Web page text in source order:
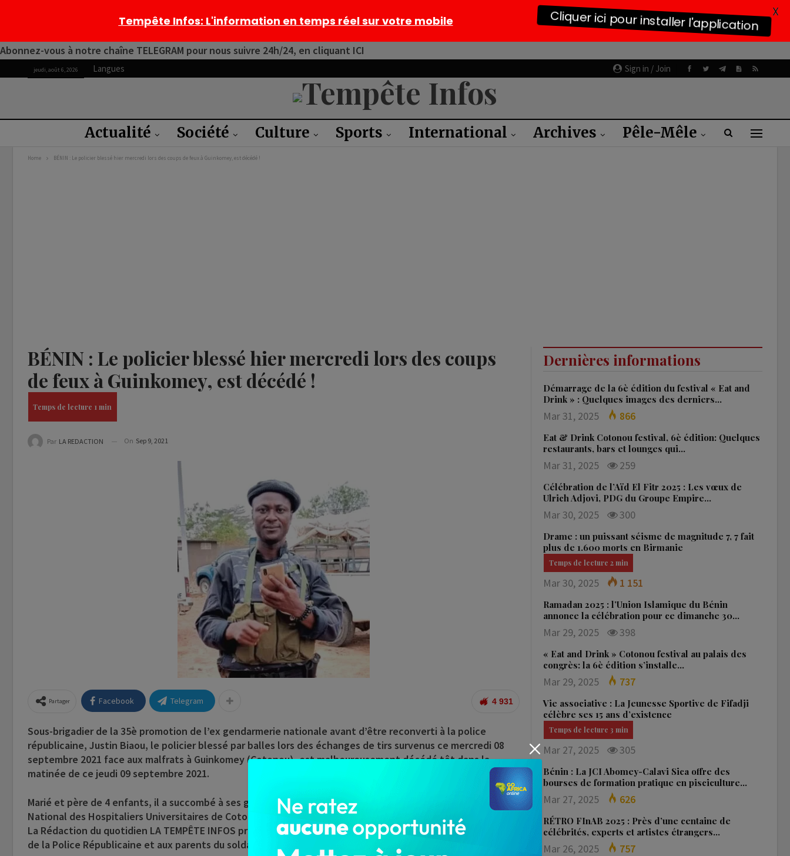
Abonnez-vous à notre chaîne TELEGRAM pour nous suivre 24h/24, en cliquant ICI
Sign in / Join
jeudi, août 6, 2026 Langues
Actualité Société Culture Sports International Archives Pêle-Mêle
Home BÉNIN : Le policier blessé hier mercredi lors des coups de feux à Guinkomey, est décédé !
BÉNIN : Le policier blessé hier mercredi lors des coups
de feux à Guinkomey, est décédé !
Par LA REDACTION On Sep 9, 2021
4 931
Partager Facebook Telegram
Sous-brigadier de la 35è promotion de l’ex gendarmerie nationale avant d’être reconverti à la police
républicaine, Justin Biaou, le policier blessé par balles lors des échanges de tirs survenus ce mercredi 08
septembre 2021 face aux malfrats à Guinkomey (Cotonou), est malheureusement décédé tôt dans la
matinée de ce jeudi 09 septembre 2021.
Marié et père de 4 enfants, il a succombé à ses graves blessures, aux services des urgences du Centre
National des Hospitaliers Universitaires de Cotonou.
La Rédaction du quotidien LA TEMPÊTE INFOS présente ses sincères condoléances à la Direction Générale
de la Police Républicaine et aux parents du soldat disparu.
Dernières informations
Démarrage de la 6è édition du festival « Eat and
Drink » : Quelques images des derniers…
Mar 31, 2025 866
Eat & Drink Cotonou festival, 6è édition: Quelques
restaurants, bars et lounges qui…
Mar 31, 2025 259
Célébration de l’Aïd El Fitr 2025 : Les vœux de
Ulrich Adjovi, PDG du Groupe Empire…
Mar 30, 2025 300
Drame : un puissant séisme de magnitude 7, 7 fait
plus de 1.600 morts en Birmanie
Mar 30, 2025 1 151
Ramadan 2025 : l’Union Islamique du Bénin
annonce la célébration pour ce dimanche 30…
Mar 29, 2025 398
« Eat and Drink » Cotonou festival au palais des
congrès: la 6è édition s’installe…
Mar 29, 2025 737
Vie associative : La Jeunesse Sportive de Fifadji
célèbre ses 15 ans d’existence
Mar 27, 2025 305
Bénin : La JCI Abomey-Calavi Sica offre des
bourses de formation pratique en pisciculture…
Mar 27, 2025 626
RÉTRO FInAB 2025 : Près d’une centaine de
célébrités, experts et artistes étrangers…
Mar 26, 2025 757
Tempête Infos: L'information en temps réel sur votre mobile Cliquer ici pour installer l'application
X